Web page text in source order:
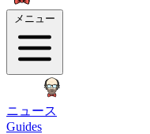
メニュー
ニュース
Guides